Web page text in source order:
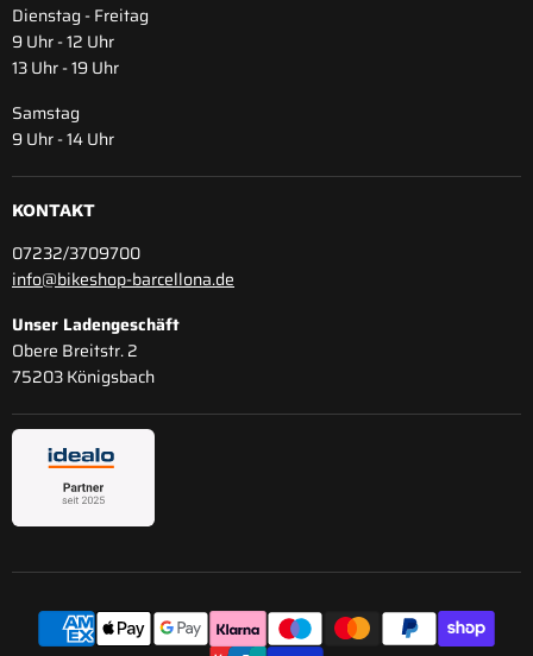
Dienstag - Freitag
9 Uhr - 12 Uhr
13 Uhr - 19 Uhr
Samstag
9 Uhr - 14 Uhr
KONTAKT
07232/3709700
info@bikeshop-barcellona.de
Unser Ladengeschäft
Obere Breitstr. 2
75203 Königsbach